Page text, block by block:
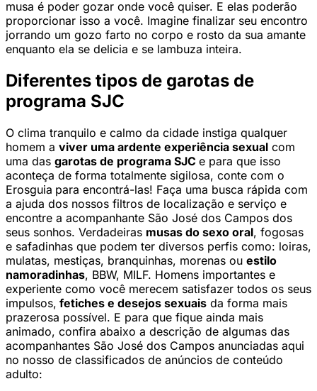
musa é poder gozar onde você quiser. E elas poderão
proporcionar isso a você. Imagine finalizar seu encontro
jorrando um gozo farto no corpo e rosto da sua amante
enquanto ela se delicia e se lambuza inteira.
Diferentes tipos de garotas de
programa SJC
O clima tranquilo e calmo da cidade instiga qualquer
homem a viver uma ardente experiência sexual com
uma das garotas de programa SJC e para que isso
aconteça de forma totalmente sigilosa, conte com o
Erosguia para encontrá-las! Faça uma busca rápida com
a ajuda dos nossos filtros de localização e serviço e
encontre a acompanhante São José dos Campos dos
seus sonhos. Verdadeiras musas do sexo oral, fogosas
e safadinhas que podem ter diversos perfis como: loiras,
mulatas, mestiças, branquinhas, morenas ou estilo
namoradinhas, BBW, MILF. Homens importantes e
experiente como você merecem satisfazer todos os seus
impulsos, fetiches e desejos sexuais da forma mais
prazerosa possível. E para que fique ainda mais
animado, confira abaixo a descrição de algumas das
acompanhantes São José dos Campos anunciadas aqui
no nosso de classificados de anúncios de conteúdo
adulto: